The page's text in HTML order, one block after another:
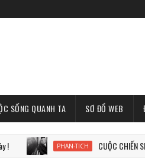
SỐNG QUANH TA SƠ ĐỒ WEB
PHAN-TICH CUỘC CHIẾN SINH TỬ